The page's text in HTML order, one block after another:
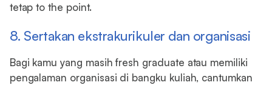
tetap to the point.
8. Sertakan ekstrakurikuler dan organisasi
Bagi kamu yang masih fresh graduate atau memiliki
pengalaman organisasi di bangku kuliah, cantumkan